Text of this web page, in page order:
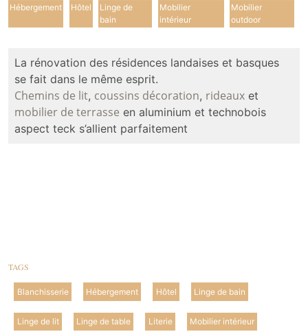
Hébergement Hôtel
Linge de
bain
Mobilier
intérieur
Mobilier
outdoor
La rénovation des résidences landaises et basques
se fait dans le même esprit.
Chemins de lit, coussins décoration, rideaux et
mobilier de terrasse en aluminium et technobois
aspect teck s’allient parfaitement
TAGS
Blanchisserie Hébergement Hôtel Linge de bain
Linge de lit Linge de table Literie Mobilier intérieur